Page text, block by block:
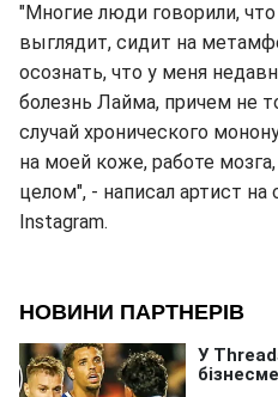
"Многие люди говорили,
выглядит, сидит на
осознать, что у меня
болезнь Лайма, причем не
случай хронического
на моей коже, работе
целом", - написал артист на
Instagram.